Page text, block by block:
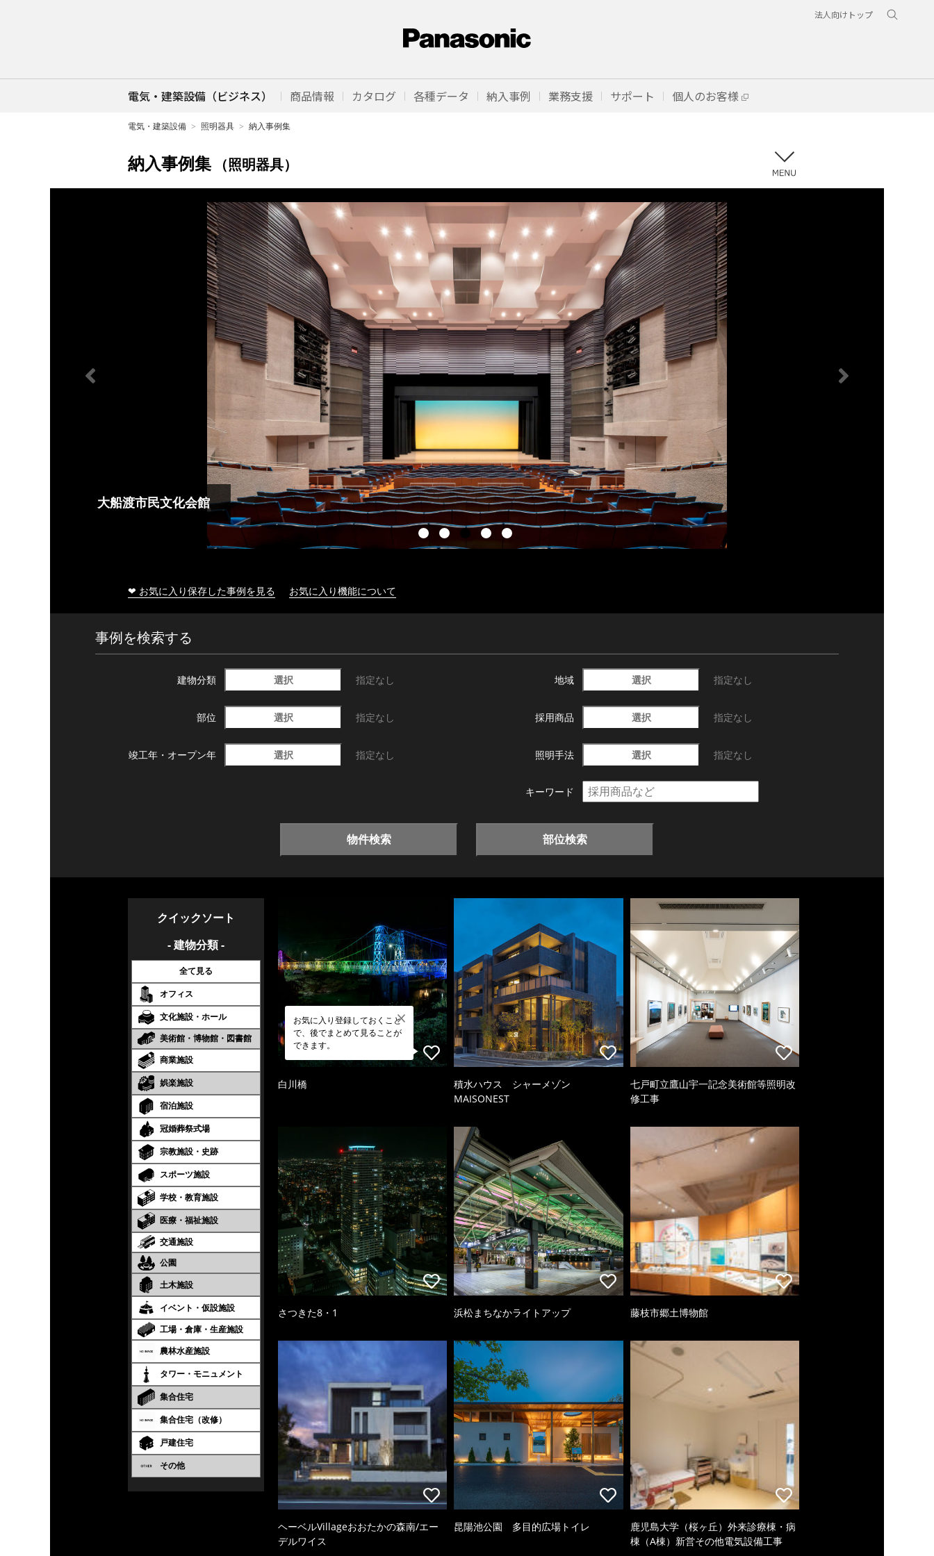
法人向けトップ
電気・建築設備（ビジネス） 商品情報 カタログ 各種データ 納入事例 業務支援 サポート 個人のお客様
電気・建築設備 照明器具 納入事例集
納入事例集 （照明器具）
大船渡市民文化会館
❤ お気に入り保存した事例を見る お気に入り機能について
事例を検索する
建物分類 選択 指定なし 地域 選択 指定なし
部位 選択 指定なし 採用商品 選択 指定なし
竣工年・ オープン年 選択 指定なし 照明手法 選択 指定なし
キーワード
物件検索 部位検索
クイックソート
- 建物分類 -
全て見る
オフィス
文化施設・ホール
美術館・博物館・図書館
商業施設
娯楽施設
宿泊施設
冠婚葬祭式場
宗教施設・史跡
スポーツ施設
学校・教育施設
医療・福祉施設
交通施設
公園
土木施設
イベント・仮設施設
工場・倉庫・生産施設
農林水産施設
タワー・モニュメント
集合住宅
集合住宅（改修）
戸建住宅
その他
お気に入り登録しておくこと
で、後でまとめて見ることが
できます。
白川橋
積水ハウス シャーメゾン
MAISONEST
七戸町立鷹山宇一記念美術館等照明改
修工事
さつきた8・1 浜松まちなかライトアップ 藤枝市郷土博物館
ヘーベルVillageおおたかの森南/エー
デルワイス
昆陽池公園 多目的広場トイレ
鹿児島大学（桜ヶ丘）外来診療棟・病
棟（A棟）新営その他電気設備工事